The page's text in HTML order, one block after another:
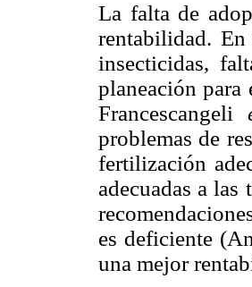
La falta de
rentabilidad.
insecticidas,
planeación
Francescangeli
problemas de
fertilización
adecuadas a
es deficiente
una mejor